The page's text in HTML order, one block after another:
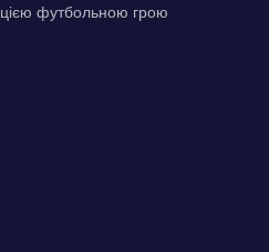
цією футбольною грою